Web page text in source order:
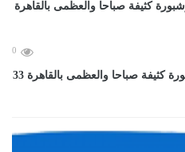
0
الطقس غدا مائل للحرارة نهاراً وشبورة كثيفة صباحا والعظمى بالقاهرة 33